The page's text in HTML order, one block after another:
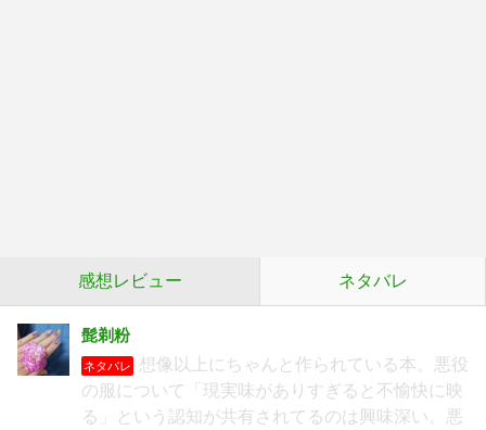
感想レビュー ネタバレ
髭剃粉
ネタバレ
想像以上にちゃんと作られている本。悪役
の服について「現実味がありすぎると不愉快に映
る」という認知が共有されてるのは興味深い。悪